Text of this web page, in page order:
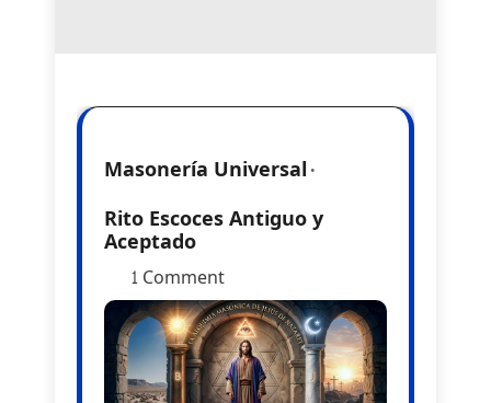
Masonería Universal
Rito Escoces Antiguo y
Aceptado
1 Comment